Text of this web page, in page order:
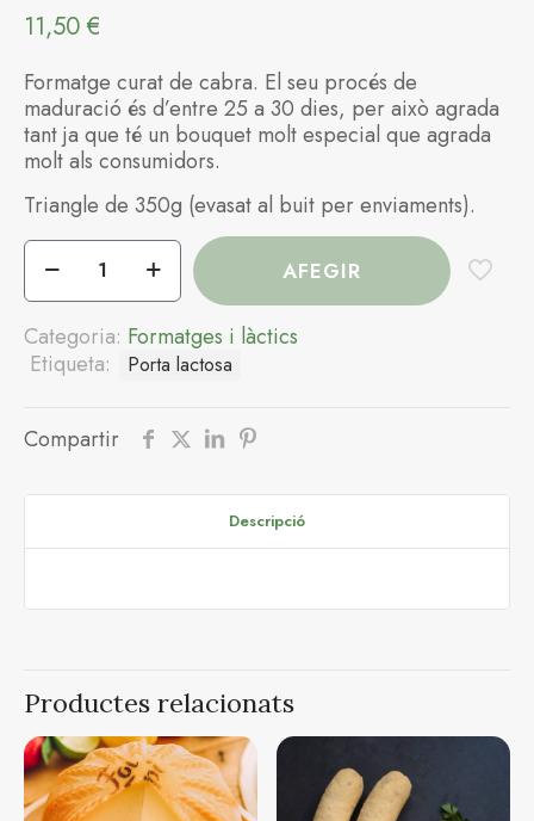
11,50 €
Formatge curat de cabra. El seu procés de
maduració és d’entre 25 a 30 dies, per això agrada
tant ja que té un bouquet molt especial que agrada
molt als consumidors.
Triangle de 350g (evasat al buit per enviaments).
quantitat
de
Formatge
“CAPRILLICE“
Oreado
(350g,
AFEGIR
Categoria: Formatges i làctics
Etiqueta:
Porta lactosa
Compartir
Descripció
Productes relacionats